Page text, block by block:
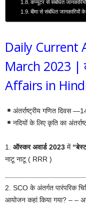
कंप्यूटर से संबंधित
बीमा से संबंधित
Daily Current
March 2023 |
Affairs in
अंतर्राष्ट्रीय गणित दिवस
नदियों के लिए कृति का
1. ऑस्कर अवार्ड 2023 में
नाटू नाटू ( RRR )
2. SCO के अंतर्गत पारंपरिक
आयोजन कहां किया गया? – –